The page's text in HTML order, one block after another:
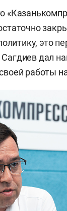
это
Сагдиев дал
работы